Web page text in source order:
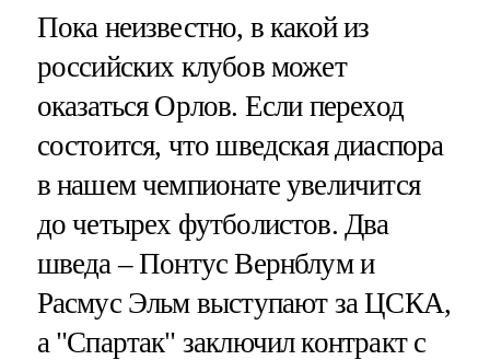
Пока неизвестно, в какой из
российских клубов может
оказаться Орлов. Если переход
состоится, что шведская диаспора
в нашем чемпионате увеличится
до четырех футболистов. Два
шведа – Понтус Вернблум и
Расмус Эльм выступают за ЦСКА,
а "Спартак" заключил контракт с